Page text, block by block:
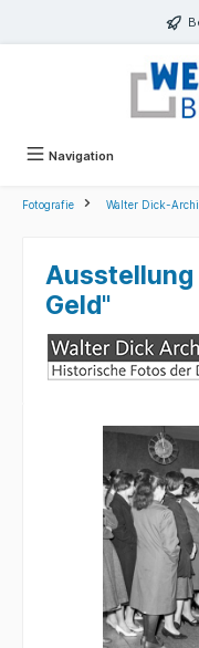
Navigation
Fotografie Walter Dick-
Ausstellung
Geld"
Bildergalerie überspringen